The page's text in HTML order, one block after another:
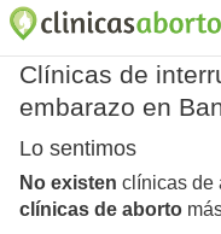
Clínicas de
embarazo en
Lo sentimos
No existen clínicas de
clínicas de aborto